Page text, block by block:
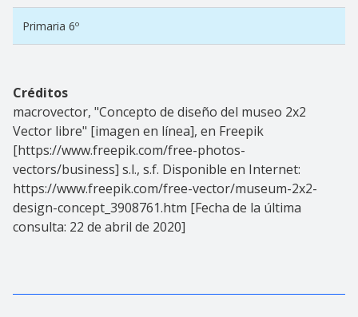
Primaria 6º
Créditos
macrovector, "Concepto de diseño del museo 2x2
Vector libre" [imagen en línea], en Freepik
[https://www.freepik.com/free-photos-
vectors/business] s.l., s.f. Disponible en Internet:
https://www.freepik.com/free-vector/museum-2x2-
design-concept_3908761.htm [Fecha de la última
consulta: 22 de abril de 2020]